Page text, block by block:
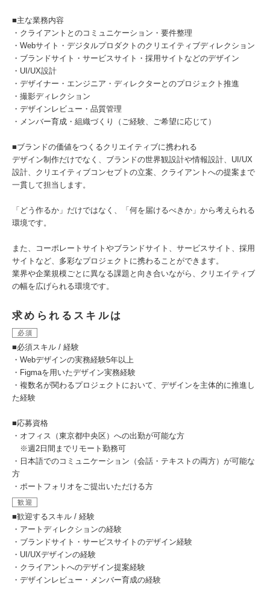
■主な業務内容
・クライアントとのコミュニケーション・要件整理
・Webサイト・デジタルプロダクトのクリエイティブディレクション
・ブランドサイト・サービスサイト・採用サイトなどのデザイン
・UI/UX設計
・デザイナー・エンジニア・ディレクターとのプロジェクト推進
・撮影ディレクション
・デザインレビュー・品質管理
・メンバー育成・組織づくり（ご経験、ご希望に応じて）
■ブランドの価値をつくるクリエイティブに携われる
デザイン制作だけでなく、ブランドの世界観設計や情報設計、UI/UX
設計、クリエイティブコンセプトの立案、クライアントへの提案まで
一貫して担当します。
「どう作るか」だけではなく、「何を届けるべきか」から考えられる
環境です。
また、コーポレートサイトやブランドサイト、サービスサイト、採用
サイトなど、多彩なプロジェクトに携わることができます。
業界や企業規模ごとに異なる課題と向き合いながら、クリエイティブ
の幅を広げられる環境です。
求められるスキルは
必須
■必須スキル / 経験
・Webデザインの実務経験5年以上
・Figmaを用いたデザイン実務経験
・複数名が関わるプロジェクトにおいて、デザインを主体的に推進し
た経験
■応募資格
・オフィス（東京都中央区）への出勤が可能な方
※週2日間までリモート勤務可
・日本語でのコミュニケーション（会話・テキストの両方）が可能な
方
・ポートフォリオをご提出いただける方
歓迎
■歓迎するスキル / 経験
・アートディレクションの経験
・ブランドサイト・サービスサイトのデザイン経験
・UI/UXデザインの経験
・クライアントへのデザイン提案経験
・デザインレビュー・メンバー育成の経験